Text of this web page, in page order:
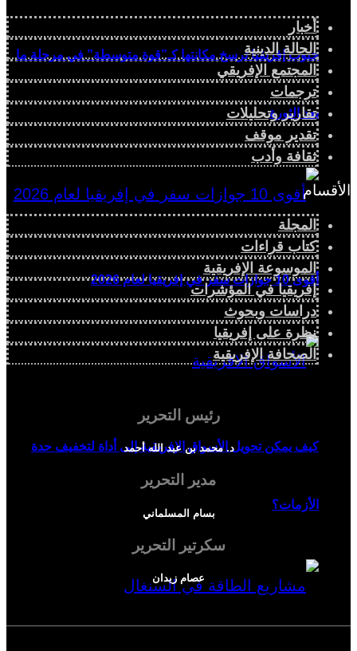
جنوب إفريقيا ترسخ مكانتها كـ”قوة متوسطة” في مرحلة ما
بعد الثورة
أقوى 10 جوازات سفر في إفريقيا لعام 2026
كيف يمكن تحويل الأسواق الإفريقية إلى أداة لتخفيف حدة
الأزمات؟
أخبار
الحالة الدينية
المجتمع الإفريقي
ترجمات
تقارير وتحليلات
تقدير موقف
ثقافة وأدب
الأقسام
المجلة
كتاب قراءات
الموسوعة الإفريقية
إفريقيا في المؤشرات
دراسات وبحوث
نظرة على إفريقيا
الصحافة الإفريقية
رئيس التحرير
د. محمد بن عبد الله أحمد
مدير التحرير
بسام المسلماني
سكرتير التحرير
عصام زيدان